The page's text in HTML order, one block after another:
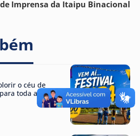
Imprensa da Itaipu Binacional
o céu de
toda a